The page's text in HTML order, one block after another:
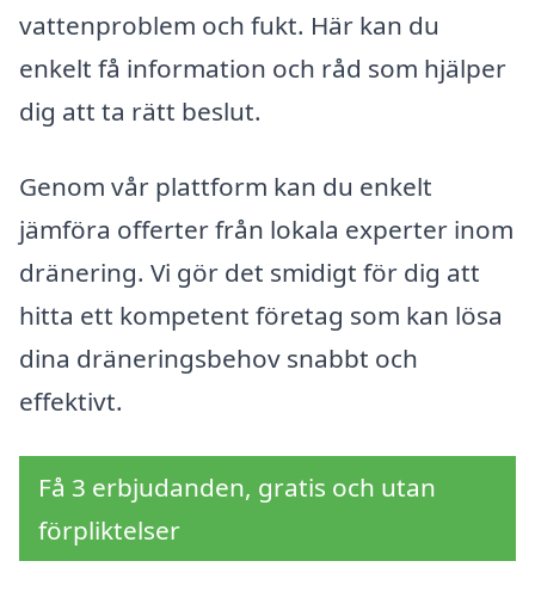
vattenproblem och fukt. Här kan du
enkelt få information och råd som hjälper
dig att ta rätt beslut.
Genom vår plattform kan du enkelt
jämföra offerter från lokala experter inom
dränering. Vi gör det smidigt för dig att
hitta ett kompetent företag som kan lösa
dina dräneringsbehov snabbt och
effektivt.
Få 3 erbjudanden, gratis och utan
förpliktelser